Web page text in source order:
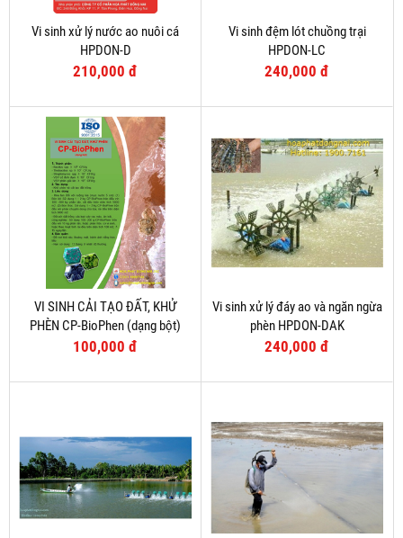
Vi sinh xử lý nước ao nuôi cá
HPDON-D
210,000 đ
Vi sinh đệm lót chuồng trại
HPDON-LC
240,000 đ
VI SINH CẢI TẠO ĐẤT, KHỬ
PHÈN CP-BioPhen (dạng bột)
100,000 đ
Vi sinh xử lý đáy ao và ngăn ngừa
phèn HPDON-DAK
240,000 đ